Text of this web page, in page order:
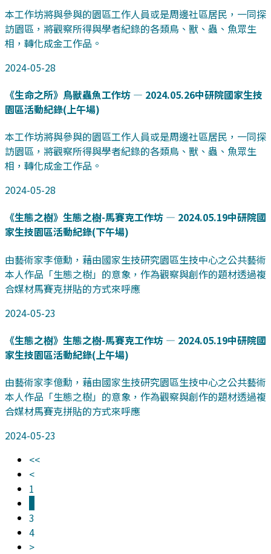
本工作坊將與參與的園區工作人員或是周邊社區居民，一同探
訪園區，將觀察所得與學者紀錄的各類鳥、獸、蟲、魚眾生
相，轉化成金工作品。
2024-05-28
《生命之所》鳥獸蟲魚工作坊 — 2024.05.26中研院國家生技
園區活動紀錄(上午場)
本工作坊將與參與的園區工作人員或是周邊社區居民，一同探
訪園區，將觀察所得與學者紀錄的各類鳥、獸、蟲、魚眾生
相，轉化成金工作品。
2024-05-28
《生態之樹》生態之樹-馬賽克工作坊 — 2024.05.19中研院國
家生技園區活動紀錄(下午場)
由藝術家李億勳，藉由國家生技研究園區生技中心之公共藝術
本人作品「生態之樹」的意象，作為觀察與創作的題材透過複
合媒材馬賽克拼貼的方式來呼應
2024-05-23
《生態之樹》生態之樹-馬賽克工作坊 — 2024.05.19中研院國
家生技園區活動紀錄(上午場)
由藝術家李億勳，藉由國家生技研究園區生技中心之公共藝術
本人作品「生態之樹」的意象，作為觀察與創作的題材透過複
合媒材馬賽克拼貼的方式來呼應
2024-05-23
<<
<
1
3
4
>